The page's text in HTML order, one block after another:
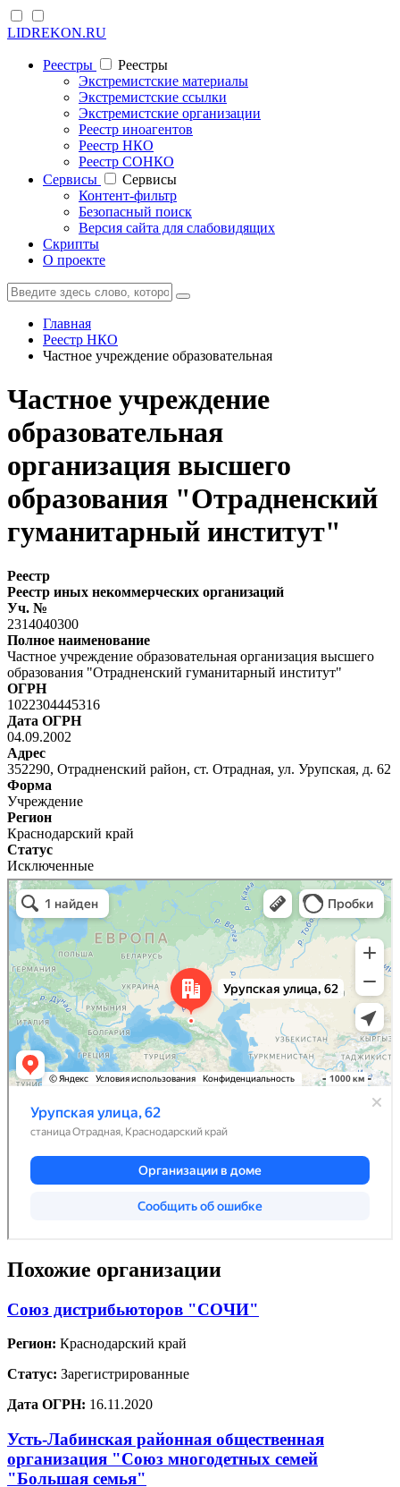
LIDREKON.RU
Реестры
Реестры
Экстремистские материалы
Экстремистские ссылки
Экстремистские организации
Реестр иноагентов
Реестр НКО
Реестр СОНКО
Cервисы
Cервисы
Контент-фильтр
Безопасный поиск
Версия сайта для слабовидящих
Скрипты
О проекте
Главная
Реестр НКО
Частное учреждение образовательная
Частное учреждение
образовательная
организация высшего
образования "Отрадненский
гуманитарный институт"
Реестр
Реестр иных некоммерческих организаций
Уч. №
2314040300
Полное наименование
Частное учреждение образовательная организация высшего
образования "Отрадненский гуманитарный институт"
ОГРН
1022304445316
Дата ОГРН
04.09.2002
Адрес
352290, Отрадненский район, ст. Отрадная, ул. Урупская, д. 62
Форма
Учреждение
Регион
Краснодарский край
Статус
Исключенные
Похожие организации
Союз дистрибьюторов "СОЧИ"
Регион: Краснодарский край
Статус: Зарегистрированные
Дата ОГРН: 16.11.2020
Усть-Лабинская районная общественная
организация "Союз многодетных семей
"Большая семья"